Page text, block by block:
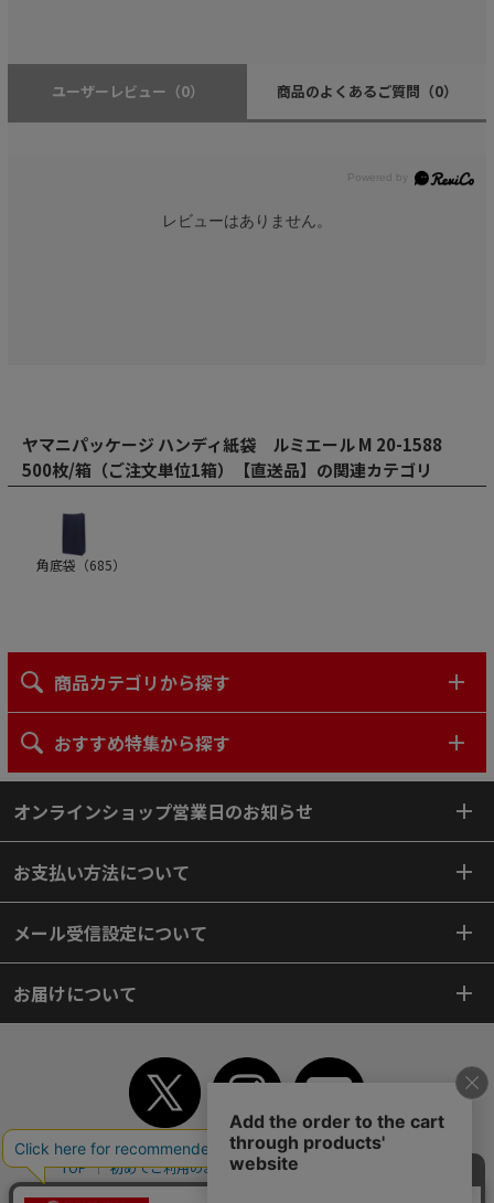
ユーザーレビュー （0） 商品のよくあるご質問 （0）
レビューはありません。
ヤマニパッケージ ハンディ紙袋 ルミエール M 20-1588
500枚/箱（ご注文単位1箱）【直送品】の関連カテゴリ
角底袋（685）
商品カテゴリから探す
おすすめ特集から探す
オンラインショップ営業日のお知らせ
お支払い方法について
メール受信設定について
お届けについて
TOP 初めてご利用のお客様へ ご利用案内
個人情報保護方針